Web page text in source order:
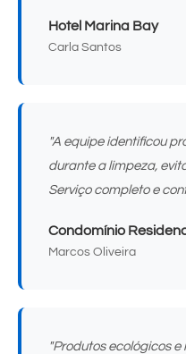
Hotel Marina Bay
Carla Santos
"A equipe identificou
durante a limpeza,
Serviço completo e
Condomínio
Marcos Oliveira
"Produtos ecológicos